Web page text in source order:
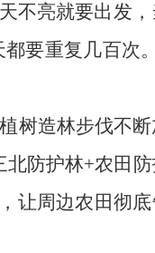
不亮就要出发
要重复几百次
树造林步伐不
防护林+农田
让周边农田彻